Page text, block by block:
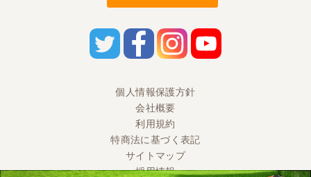
個人情報保護方針
会社概要
利用規約
特商法に基づく表記
サイトマップ
採用情報